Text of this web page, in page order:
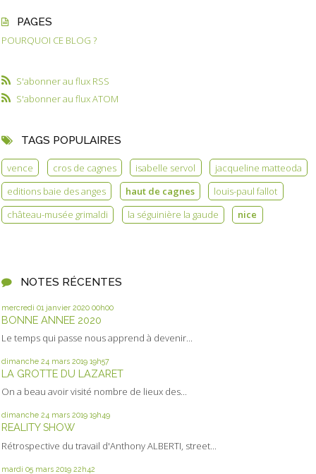
PAGES
POURQUOI CE BLOG ?
S'abonner au flux RSS
S'abonner au flux ATOM
TAGS POPULAIRES
vence cros de cagnes isabelle servol
jacqueline matteoda
editions baie des anges
haut de cagnes
louis-paul fallot
château-musée grimaldi
la séguinière la gaude nice
NOTES RÉCENTES
mercredi 01 janvier 2020 00h00
BONNE ANNEE 2020
Le temps qui passe nous apprend à devenir...
dimanche 24 mars 2019 19h57
LA GROTTE DU LAZARET
On a beau avoir visité nombre de lieux des...
dimanche 24 mars 2019 19h49
REALITY SHOW
Rétrospective du travail d'Anthony ALBERTI, street...
mardi 05 mars 2019 22h42